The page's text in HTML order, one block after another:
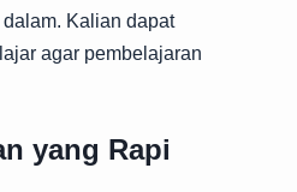
Kalian dapat
agar pembelajaran
yang Rapi